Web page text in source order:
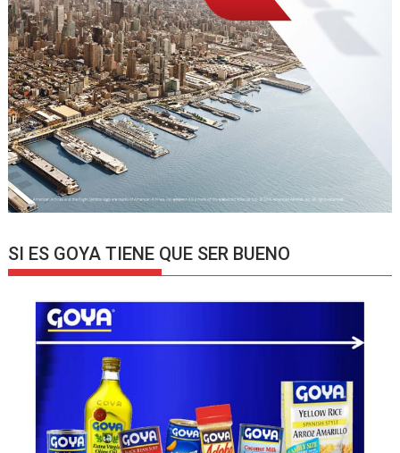
SI ES GOYA TIENE QUE SER BUENO